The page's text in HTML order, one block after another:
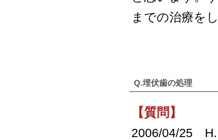
までの治療を
Q.埋伏歯の処理
【質問】
2006/04/25